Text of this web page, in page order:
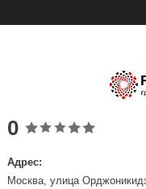
0
Адрес:
Москва, улица